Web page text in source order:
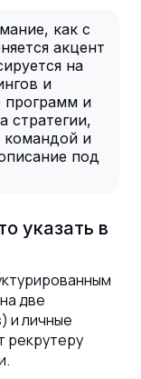
как с
акцент
на
и
программ и
стратегии,
командой и
под
указать в
две
и личные
рекрутеру